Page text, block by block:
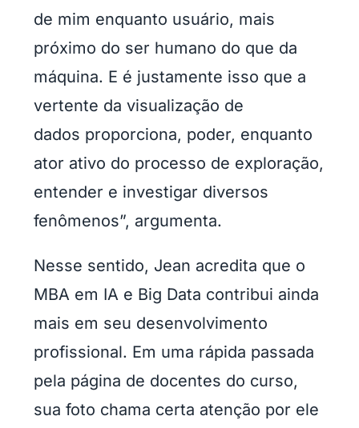
de mim enquanto usuário, mais
próximo do ser humano do que da
máquina. E é justamente isso que a
vertente da visualização de
dados proporciona, poder, enquanto
ator ativo do processo de exploração,
entender e investigar diversos
fenômenos”, argumenta.
Nesse sentido, Jean acredita que o
MBA em IA e Big Data contribui ainda
mais em seu desenvolvimento
profissional. Em uma rápida passada
pela página de docentes do curso,
sua foto chama certa atenção por ele